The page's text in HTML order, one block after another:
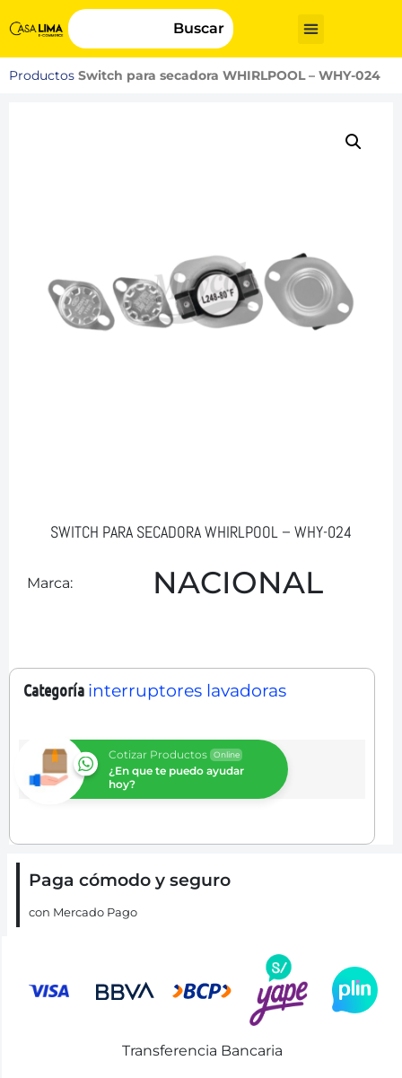
Buscar
Productos Switch para secadora WHIRLPOOL – WHY-024
SWITCH PARA SECADORA WHIRLPOOL – WHY-024
Marca: NACIONAL
Categoría interruptores lavadoras
Cotizar Productos Online
¿En que te puedo ayudar
hoy?
Paga cómodo y seguro
con Mercado Pago
Transferencia Bancaria